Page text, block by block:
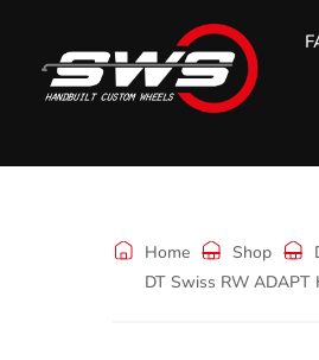
Home Shop
DT Swiss RW ADAPT